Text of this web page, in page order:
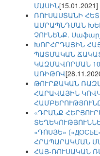
ՄԱՍԻՆ[15.01.2021]
ՌՈՒՍԱՍՏԱՆԻ
ԱՄՐԱՊՆԴՄԱՆ
ՉՈՒՆԵՆՔ.
ԽՈՐՀՐԴԱՅԻՆ
ՊԱՏՄԱԿԱՆ
ԿԱԶՄԱՎՈՐՄԱՆ
ԱՌԻԹՈՎ
ԹՈՒՐՔԱԿԱՆ
ՀԱՐԱՎԱՅԻՆ
«ԴՐԱՆՔ
«ԴՈՍՅԵ»
ՀՐԱՊԱՐԱԿՄԱՆ
ՀԱՅ-ՌՈՒՍԱԿԱՆ